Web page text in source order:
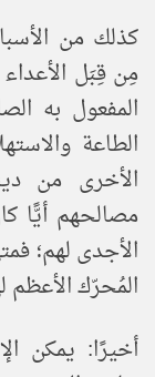
كذلك من
مِن قِبَل
المفعول به
الطاعة
الأخرى من
مصالحهم أيًّا
الأجدى لهم؛
المُحرّك الأعظم
أخيرًا: يمكن